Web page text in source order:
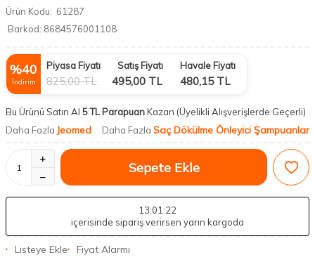
Ürün Kodu: 61287
Barkod: 8684576001108
%40
İndirim
Piyasa Fiyatı
825,00TL
Satış Fiyatı
495,00 TL
Havale Fiyatı
480,15TL
Bu Ürünü Satın Al 5 TL ParapuanKazan (Üyelikli Alışverişlerde Geçerli)
Daha Fazla Jeomed Daha Fazla Saç Dökülme Önleyici Şampuanlar
Sepete Ekle
13:01 :21
içerisinde sipariş verirsen yarın kargoda
Listeye Ekle Fiyat Alarmı